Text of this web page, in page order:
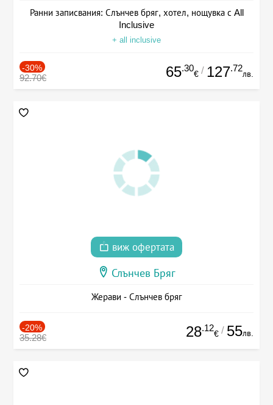
Ранни записвания: Слънчев бряг, хотел, нощувка с All
Inclusive
+ all inclusive
-30%
92.70€ 65.30
€ / 127.72
лв.
виж офертата
Слънчев Бряг
Жерави - Слънчев бряг
-20%
35.28€ 28.12
€ / 55лв.